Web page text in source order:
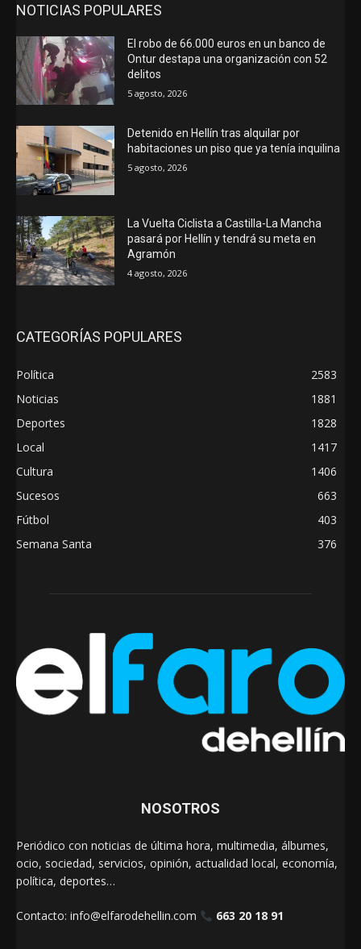
NOTICIAS POPULARES
El robo de 66.000 euros en un banco de
Ontur destapa una organización con 52
delitos
5 agosto, 2026
Detenido en Hellín tras alquilar por
habitaciones un piso que ya tenía inquilina
5 agosto, 2026
La Vuelta Ciclista a Castilla-La Mancha
pasará por Hellín y tendrá su meta en
Agramón
4 agosto, 2026
CATEGORÍAS POPULARES
Política
2583
Noticias
1881
Deportes
1828
Local
1417
Cultura
1406
Sucesos
663
Fútbol
403
Semana Santa
376
NOSOTROS
Periódico con noticias de última hora, multimedia, álbumes,
ocio, sociedad, servicios, opinión, actualidad local, economía,
política, deportes…
Contacto: info@elfarodehellin.com 663 20 18 91